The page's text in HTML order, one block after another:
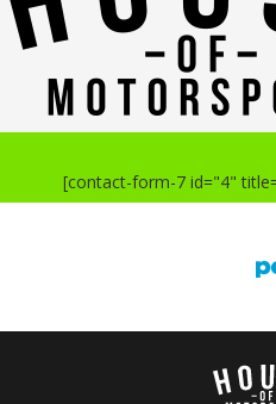
[contact-form-7 id="4"